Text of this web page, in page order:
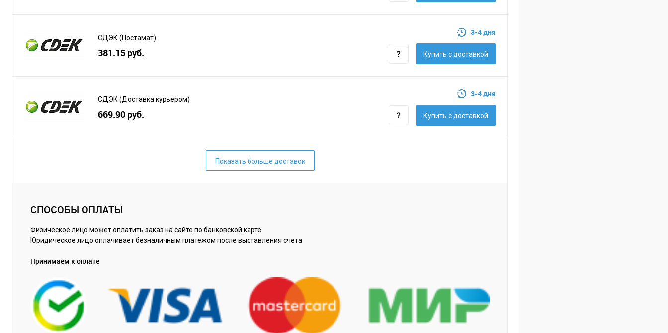
СДЭК (Постамат)
381.15 руб.
3-4 дня
Купить c доставкой
СДЭК (Доставка курьером)
669.90 руб.
3-4 дня
Купить c доставкой
Показать больше доставок
СПОСОБЫ ОПЛАТЫ
Физическое лицо может оплатить заказ на сайте по банковской карте.
Юридическое лицо оплачивает безналичным платежом после выставления счета
Принимаем к оплате